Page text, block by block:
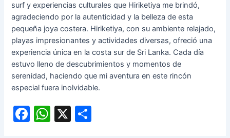
surf y experiencias culturales que Hiriketiya me brindó,
agradeciendo por la autenticidad y la belleza de esta
pequeña joya costera. Hiriketiya, con su ambiente relajado,
playas impresionantes y actividades diversas, ofreció una
experiencia única en la costa sur de Sri Lanka. Cada día
estuvo lleno de descubrimientos y momentos de
serenidad, haciendo que mi aventura en este rincón
especial fuera inolvidable.
F
W X